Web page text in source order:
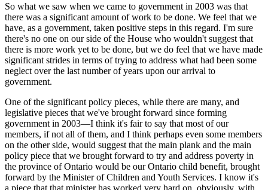
So what we saw when we came to government in 2003 was that
there was a significant amount of work to be done. We feel that we
have, as a government, taken positive steps in this regard. I'm sure
there's no one on our side of the House who wouldn't suggest that
there is more work yet to be done, but we do feel that we have made
significant strides in terms of trying to address what had been some
neglect over the last number of years upon our arrival to
government.
One of the significant policy pieces, while there are many, and
legislative pieces that we've brought forward since forming
government in 2003—I think it's fair to say that most of our
members, if not all of them, and I think perhaps even some members
on the other side, would suggest that the main plank and the main
policy piece that we brought forward to try and address poverty in
the province of Ontario would be our Ontario child benefit, brought
forward by the Minister of Children and Youth Services. I know it's
a piece that that minister has worked very hard on, obviously, with